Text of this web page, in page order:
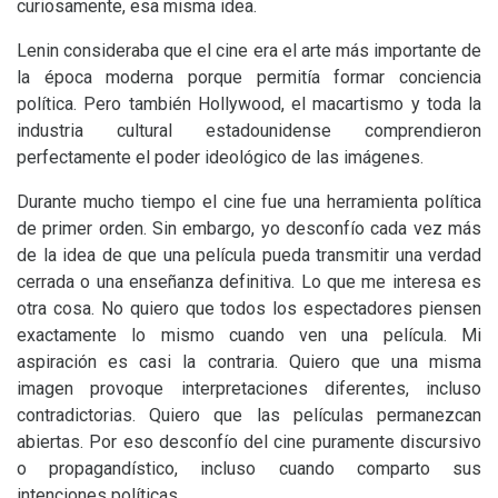
curiosamente, esa misma idea.
Lenin consideraba que el cine era el arte más importante de
la época moderna porque permitía formar conciencia
política. Pero también Hollywood, el macartismo y toda la
industria cultural estadounidense comprendieron
perfectamente el poder ideológico de las imágenes.
Durante mucho tiempo el cine fue una herramienta política
de primer orden. Sin embargo, yo desconfío cada vez más
de la idea de que una película pueda transmitir una verdad
cerrada o una enseñanza definitiva. Lo que me interesa es
otra cosa. No quiero que todos los espectadores piensen
exactamente lo mismo cuando ven una película. Mi
aspiración es casi la contraria. Quiero que una misma
imagen provoque interpretaciones diferentes, incluso
contradictorias. Quiero que las películas permanezcan
abiertas. Por eso desconfío del cine puramente discursivo
o propagandístico, incluso cuando comparto sus